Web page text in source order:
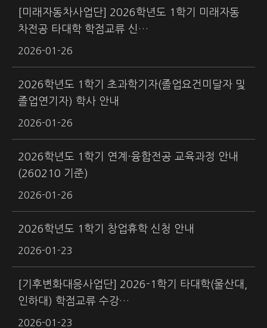
[미래자동차사업단] 2026학년도 1학기 미래자동
차전공 타대학 학점교류 신…
2026-01-26
2026학년도 1학기 초과학기자(졸업요건미달자 및
졸업연기자) 학사 안내
2026-01-26
2026학년도 1학기 연계·융합전공 교육과정 안내
(260210 기준)
2026-01-26
2026학년도 1학기 창업휴학 신청 안내
2026-01-23
[기후변화대응사업단] 2026-1학기 타대학(울산대,
인하대) 학점교류 수강…
2026-01-23